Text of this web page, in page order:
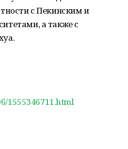
с Пекинским и
а также с
1555346711.html